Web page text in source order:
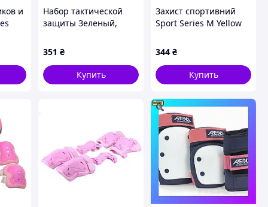
и
Набор тактической
защиты Зеленый,
наколенники и
налокотники НАБОР
351 ₴
Купить
Захист спортивний
Sport Series M Yellow
14C898X23
344 ₴
Купить